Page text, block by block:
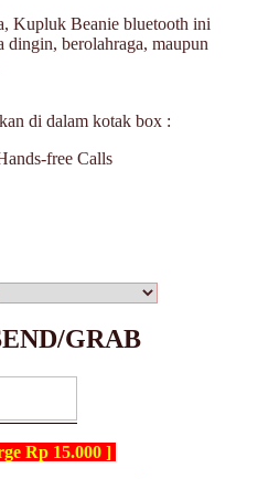
Kupluk Beanie bluetooth ini
dingin, berolahraga, maupun
di dalam kotak box :
free Calls
GRAB
Rp 15.000 ]